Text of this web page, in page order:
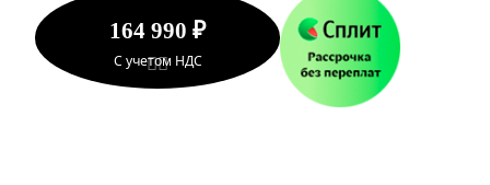
164 990 ₽
С учетом НДС